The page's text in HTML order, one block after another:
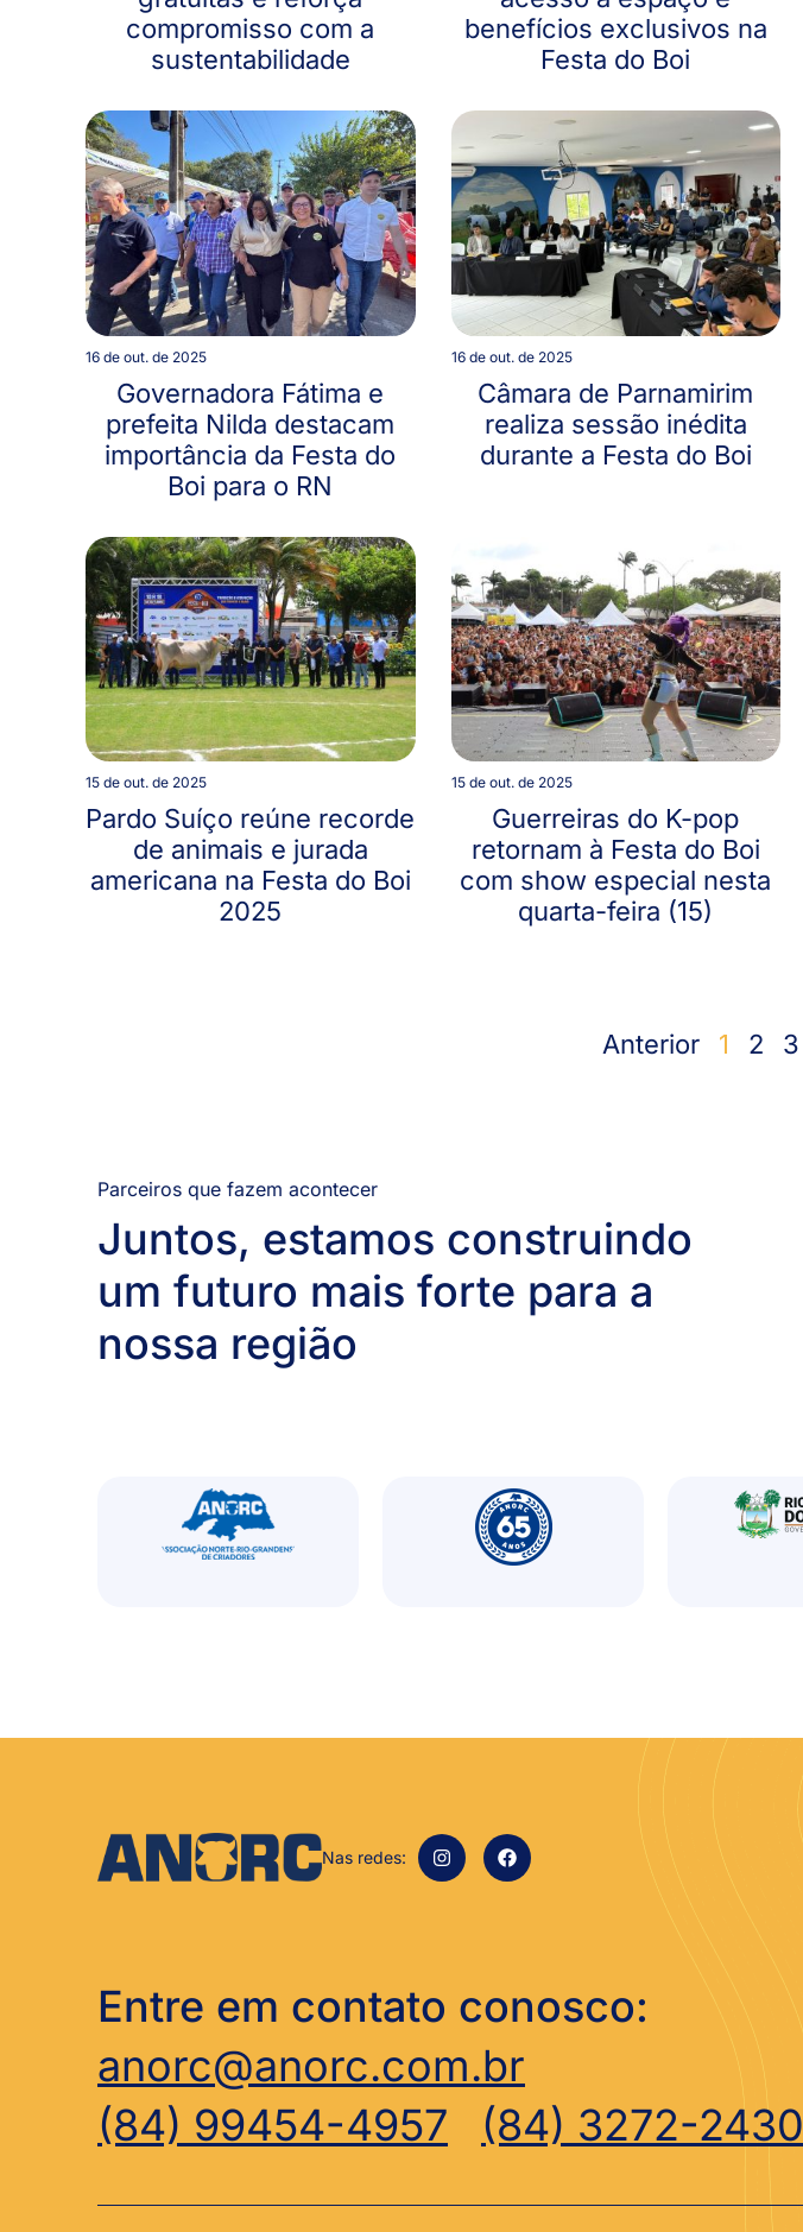
compromisso com a
sustentabilidade
benefícios exclusivos na
Festa do Boi
16 de out. de 2025
Governadora Fátima e
prefeita Nilda destacam
importância da Festa do
Boi para o RN
16 de out. de 2025
Câmara de Parnamirim
realiza sessão inédita
durante a Festa do Boi
15 de out. de 2025
Pardo Suíço reúne recorde
de animais e jurada
americana na Festa do Boi
2025
15 de out. de 2025
Guerreiras do K-pop
retornam à Festa do Boi
com show especial nesta
quarta-feira (15)
Anterior 1 2 3
Parceiros que fazem acontecer
Juntos, estamos construindo
um futuro mais forte para a
nossa região
Nas redes:
Entre em contato conosco:
anorc@anorc.com.br
(84) 99454-4957
(84) 3272-2430